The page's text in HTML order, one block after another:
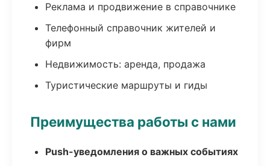
Реклама и продвижение в справочнике
Телефонный справочник жителей и
фирм
Недвижимость: аренда, продажа
Туристические маршруты и гиды
Преимущества работы с нами
Push-уведомления о важных событиях